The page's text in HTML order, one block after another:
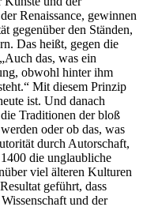
Renaissance, gewinnen
gegenüber den Ständen,
Das heißt, gegen die
das, was ein
obwohl hinter ihm
Mit diesem Prinzip
ist. Und danach
Traditionen der bloß
oder ob das, was
durch Autorschaft,
die unglaubliche
viel älteren Kulturen
geführt, dass
und der